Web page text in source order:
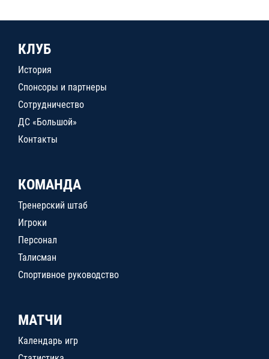
КЛУБ
История
Спонсоры и партнеры
Сотрудничество
ДС «Большой»
Контакты
КОМАНДА
Тренерский штаб
Игроки
Персонал
Талисман
Спортивное руководство
МАТЧИ
Календарь игр